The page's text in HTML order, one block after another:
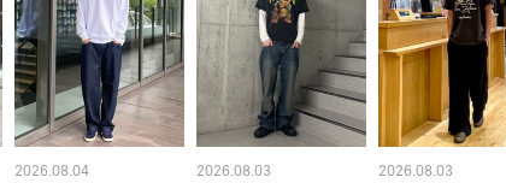
2026.08.04 2026.08.03 2026.08.03